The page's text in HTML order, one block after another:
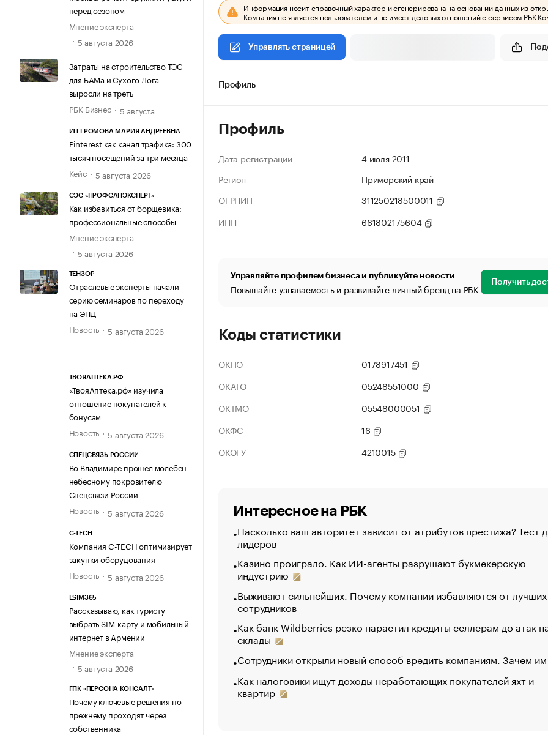
перед сезоном
Мнение эксперта
5 августа 2026
Затраты на строительство ТЭС
для БАМа и Сухого Лога
выросли на треть
РБК Бизнес
5 августа
ИП ГРОМОВА МАРИЯ АНДРЕЕВНА
Pinterest как канал трафика: 300
тысяч посещений за три месяца
Кейс
5 августа 2026
СЭС «ПРОФСАНЭКСПЕРТ»
Как избавиться от борщевика:
профессиональные способы
Мнение эксперта
5 августа 2026
ТЕНЗОР
Отраслевые эксперты начали
серию семинаров по переходу
на ЭПД
Новость
5 августа 2026
ТВОЯАПТЕКА.РФ
«ТвояАптека.рф» изучила
отношение покупателей к
бонусам
Новость
5 августа 2026
СПЕЦСВЯЗЬ РОССИИ
Во Владимире прошел молебен
небесному покровителю
Спецсвязи России
Новость
5 августа 2026
C-TECH
Компания C-TECH оптимизирует
закупки оборудования
Новость
5 августа 2026
ESIM365
Рассказываю, как туристу
выбрать SIM-карту и мобильный
интернет в Армении
Мнение эксперта
5 августа 2026
ГПК «ПЕРСОНА КОНСАЛТ»
Почему ключевые решения по-
прежнему проходят через
собственника
Информация носит справочный характер и сгенерирована на основании данных из
Компания не является пользователем и не имеет деловых отношений с сервисом РБК
Управлять страницей
Профиль
Профиль
Дата регистрации
4 июля 2011
Регион
Приморский край
ОГРНИП
311250218500011
ИНН
661802175604
Управляйте профилем бизнеса и публикуйте новости
Повышайте узнаваемость и развивайте личный бренд на РБК Получить
Коды статистики
ОКПО
0178917451
ОКАТО
05248551000
ОКТМО
05548000051
ОКФС
16
ОКОГУ
4210015
Интересное на РБК
Насколько ваш авторитет зависит от атрибутов престижа? Тест
лидеров
Казино проиграло. Как ИИ-агенты разрушают букмекерскую
индустрию
Выживают сильнейших. Почему компании избавляются от лучших
сотрудников
Как банк Wildberries резко нарастил кредиты селлерам до атак
склады
Сотрудники открыли новый способ вредить компаниям. Зачем
Как налоговики ищут доходы неработающих покупателей яхт и
квартир